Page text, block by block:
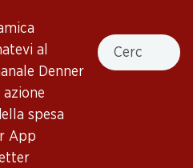
al
Denner
azione
spesa
App
Cercare
intenso con riflessi violacei.
di more selvatiche, ribes nero e
timo e rosmarino, oltre a
palato è elegante, con tannini